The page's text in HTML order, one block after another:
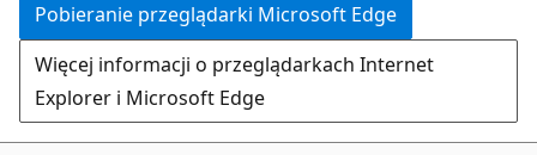
Pobieranie przeglądarki Microsoft Edge
Więcej informacji o przeglądarkach Internet
Explorer i Microsoft Edge